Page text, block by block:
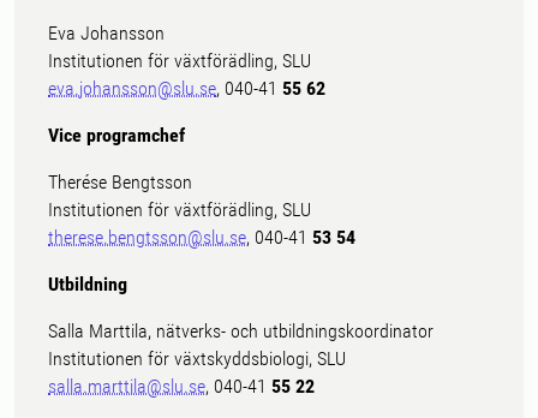
Eva Johansson
Institutionen för växtförädling, SLU
eva.johansson@slu.se, 040-41 55 62
Vice programchef
Therése Bengtsson
Institutionen för växtförädling, SLU
therese.bengtsson@slu.se, 040-41 53 54
Utbildning
Salla Marttila, nätverks- och utbildningskoordinator
Institutionen för växtskyddsbiologi, SLU
salla.marttila@slu.se, 040-41 55 22